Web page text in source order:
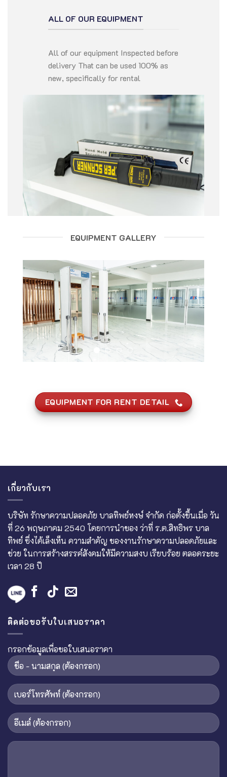
ALL OF OUR EQUIPMENT
All of our equipment Inspected before
delivery That can be used 100% as
new, specifically for rental
EQUIPMENT GALLERY
EQUIPMENT FOR RENT DETAIL
เกี่ยวกับเรา
บริษัท รักษาความปลอดภัย บาลทิพย์หงษ์ จำกัด ก่อตั้งขึ้นเมื่อ วัน
ที่ 26 พฤษภาคม 2540 โดยการนำของ ว่าที่ ร.ต.สิทธิพร บาล
ทิพย์ ซึ่งได้เล็งเห็น ความสำคัญ ของงานรักษาความปลอดภัยและ
ช่วย ในการสร้างสรรค์สังคมให้มีความสงบ เรียบร้อย ตลอดระยะ
เวลา 28 ปี
ติดต่อขอรับใบเสนอราคา
กรอกข้อมูลเพื่อขอใบเสนอราคา